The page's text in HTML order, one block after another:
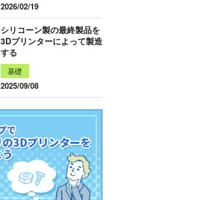
2026/02/19
シリコーン製の最終製品を
3Dプリンターによって製造
する
基礎
2025/09/08